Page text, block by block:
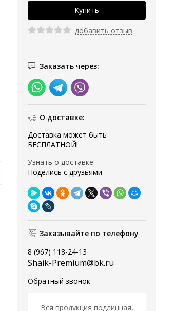
добавить отзыв
Заказать через:
О доставке:
Доставка может быть
БЕСПЛАТНОЙ!
Узнать о доставке
Поделись с друзьями
Заказывайте по телефону
8 (967) 118-24-13
Shaik-Premium@bk.ru
Обратный звонок
Вся продукция подлинная,